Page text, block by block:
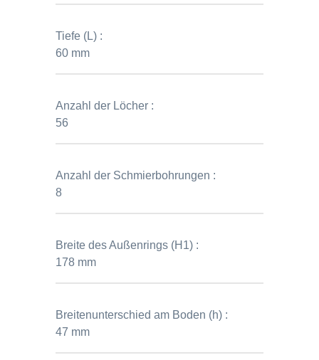
Tiefe (L) :
60 mm
Anzahl der Löcher :
56
Anzahl der Schmierbohrungen :
8
Breite des Außenrings (H1) :
178 mm
Breitenunterschied am Boden (h) :
47 mm